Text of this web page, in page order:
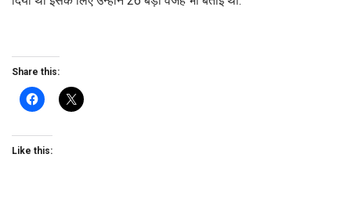
Share this:
Like this: